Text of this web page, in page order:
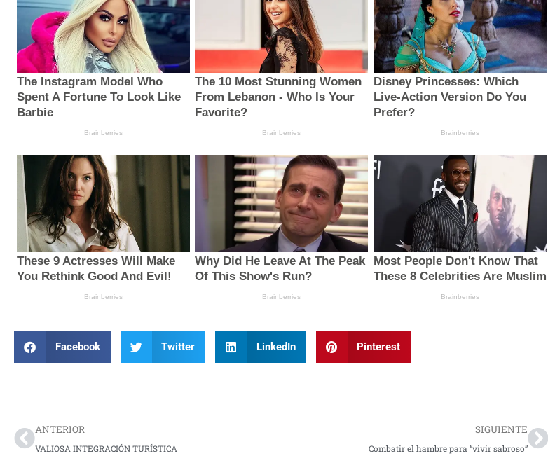
Facebook Twitter LinkedIn Pinterest
ANTERIOR
VALIOSA INTEGRACIÓN TURÍSTICA
SIGUIENTE
Combatir el hambre para “vivir sabroso”